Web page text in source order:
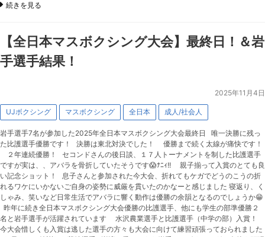
続きを見る
【全日本マスボクシング大会】最終日！＆岩
手選手結果！
2025年11月4日
UJボクシング マスボクシング 全日本 成人/社会人
岩手選手7名が参加した2025年全日本マスボクシング大会最終日 唯一決勝に残っ
た比護選手優勝です！ 決勝は東北対決でした！ 優勝まで続く太線が痛快です！
２年連続優勝！ セコンドさんの後日談、１７人トーナメントを制した比護選手
ですが実は、、アバラを骨折していたそうです😱ﾅﾆｨ!! 親子揃って入賞のとても良
い記念ショット！ 息子さんと参加された今大会、折れてもケガでどうのこうの折
れるワケにいかないご自身の姿勢に威厳を貫いたのかなーと感じました 寝返り、く
しゃみ、笑いなど日常生活でアバラに響く動作は優勝の余韻となるのでしょうか😁
昨年に続き全日本マスボクシング大会優勝の比護選手、他にも学生の部準優勝２
名と岩手選手が活躍されています 水沢農業選手と比護選手（中学の部）入賞！
今大会惜しくも入賞は逃した選手の方々も大会に向けて練習頑張っておられました